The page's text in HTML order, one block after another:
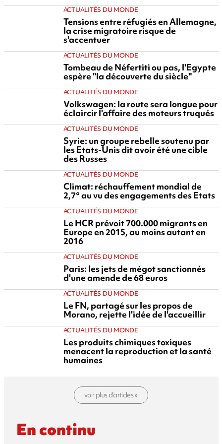
ACTUALITÉS DU MONDE
Tensions entre réfugiés en Allemagne,
la crise migratoire risque de
s'accentuer
ACTUALITÉS DU MONDE
Tombeau de Néfertiti ou pas, l'Egypte
espère "la découverte du siècle"
ACTUALITÉS DU MONDE
Volkswagen: la route sera longue pour
éclaircir l'affaire des moteurs truqués
ACTUALITÉS DU MONDE
Syrie: un groupe rebelle soutenu par
les Etats-Unis dit avoir été une cible
des Russes
ACTUALITÉS DU MONDE
Climat: réchauffement mondial de
2,7° au vu des engagements des Etats
ACTUALITÉS DU MONDE
Le HCR prévoit 700.000 migrants en
Europe en 2015, au moins autant en
2016
ACTUALITÉS DU MONDE
Paris: les jets de mégot sanctionnés
d'une amende de 68 euros
ACTUALITÉS DU MONDE
Le FN, partagé sur les propos de
Morano, rejette l'idée de l'accueillir
ACTUALITÉS DU MONDE
Les produits chimiques toxiques
menacent la reproduction et la santé
humaines
voir plus d’articles »
En continu